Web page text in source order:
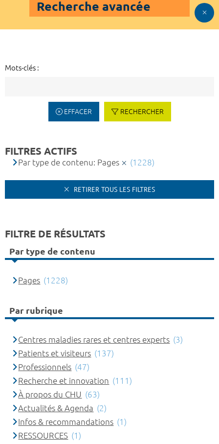
Recherche avancée
Mots-clés :
EFFACER RECHERCHER
FILTRES ACTIFS
Par type de contenu: Pages (1228)
RETIRER TOUS LES FILTRES
FILTRE DE RÉSULTATS
Par type de contenu
Pages (1228)
Par rubrique
Centres maladies rares et centres experts (3)
Patients et visiteurs (137)
Professionnels (47)
Recherche et innovation (111)
À propos du CHU (63)
Actualités & Agenda (2)
Infos & recommandations (1)
RESSOURCES (1)